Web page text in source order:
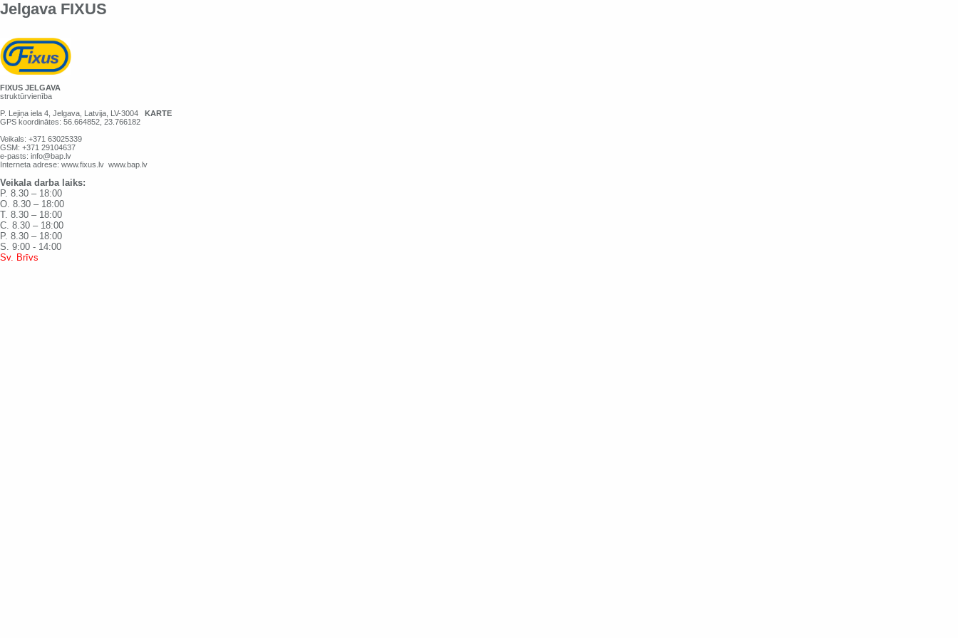
Jelgava FIXUS
FIXUS JELGAVA
struktūrvienība
P. Lejiņa iela 4, Jelgava, Latvija, LV-3004 KARTE
GPS koordinātes: 56.664852, 23.766182
Veikals: +371 63025339
GSM: +371 29104637
e-pasts: info@bap.lv
Interneta adrese: www.fixus.lv www.bap.lv
Veikala darba laiks:
P. 8.30 – 18:00
O. 8.30 – 18:00
T. 8.30 – 18:00
C. 8.30 – 18:00
P. 8.30 – 18:00
S. 9:00 - 14:00
Sv. Brīvs